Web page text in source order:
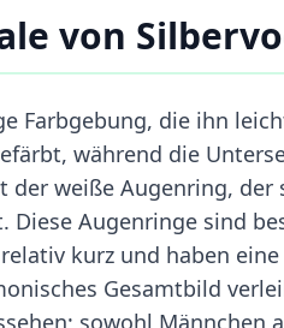
von
Farbgebung, die ihn
während die
der weiße Augenring,
Diese Augenringe sind
kurz und haben
Gesamtbild
sowohl Männchen